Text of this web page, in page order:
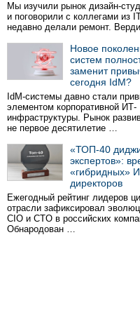
Мы изучили рынок дизайн-
и поговорили с коллегами из
недавно делали ремонт.
Новое
систем
заменит
сегодня IdM?
IdM-системы давно стали
элементом корпоративной ИТ-
инфраструктуры. Рынок
не первое десятилетие …
«ТОП-40
экспертов»:
«гибридных»
директоров
Ежегодный рейтинг лидеров
отрасли зафиксировал
CIO и CTO в российских
Обнародован …